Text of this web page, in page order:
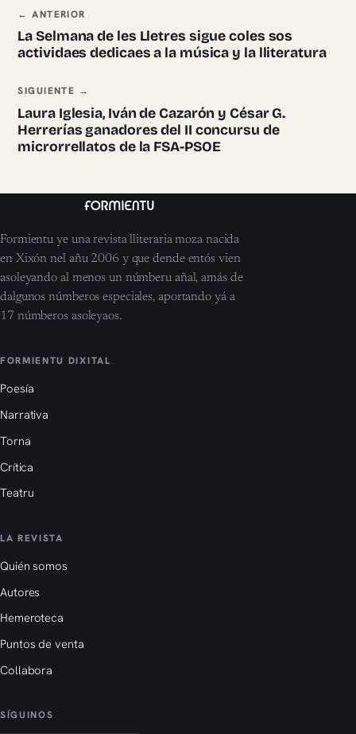
Navegación ente pieces
← ANTERIOR
La Selmana de les Lletres sigue coles sos
actividaes dedicaes a la música y la lliteratura
SIGUIENTE →
Laura Iglesia, Iván de Cazarón y César G.
Herrerías ganadores del II concursu de
microrrellatos de la FSA-PSOE
Formientu ye una revista lliteraria moza nacida
en Xixón nel añu 2006 y que dende entós vien
asoleyando al menos un númberu añal, amás de
dalgunos númberos especiales, aportando yá a
17 númberos asoleyaos.
FORMIENTU DIXITAL
Poesía
Narrativa
Torna
Crítica
Teatru
LA REVISTA
Quién somos
Autores
Hemeroteca
Puntos de venta
Collabora
SÍGUINOS